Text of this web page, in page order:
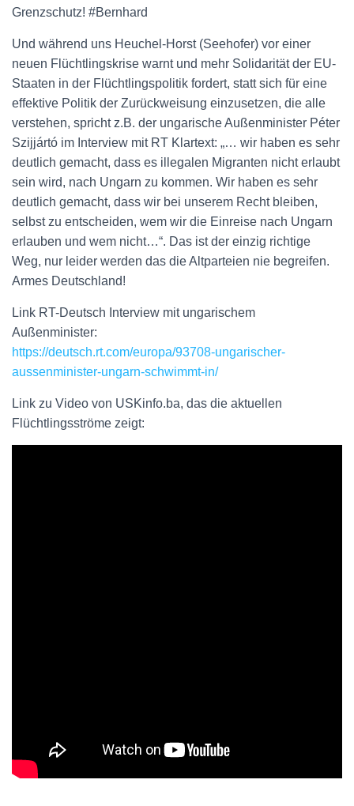
Grenzschutz! #Bernhard
Und während uns Heuchel-Horst (Seehofer) vor einer
neuen Flüchtlingskrise warnt und mehr Solidarität der EU-
Staaten in der Flüchtlingspolitik fordert, statt sich für eine
effektive Politik der Zurückweisung einzusetzen, die alle
verstehen, spricht z.B. der ungarische Außenminister Péter
Szijjártó im Interview mit RT Klartext: „… wir haben es sehr
deutlich gemacht, dass es illegalen Migranten nicht erlaubt
sein wird, nach Ungarn zu kommen. Wir haben es sehr
deutlich gemacht, dass wir bei unserem Recht bleiben,
selbst zu entscheiden, wem wir die Einreise nach Ungarn
erlauben und wem nicht…“. Das ist der einzig richtige
Weg, nur leider werden das die Altparteien nie begreifen.
Armes Deutschland!
Link RT-Deutsch Interview mit ungarischem
Außenminister:
https://deutsch.rt.com/europa/93708-ungarischer-
aussenminister-ungarn-schwimmt-in/
Link zu Video von USKinfo.ba, das die aktuellen
Flüchtlingsströme zeigt: